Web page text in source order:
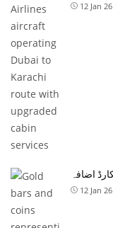
12 Jan 26
12 Jan 26